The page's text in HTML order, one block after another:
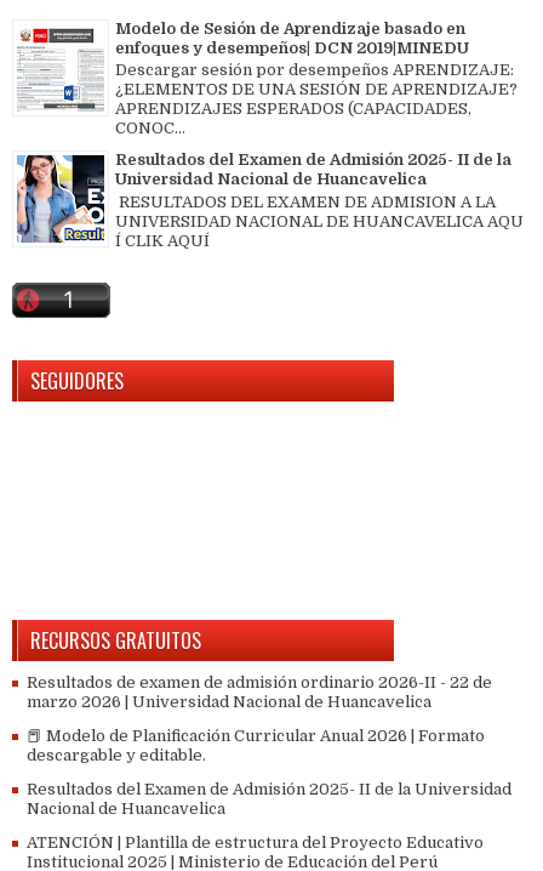
Modelo de Sesión de Aprendizaje basado en
enfoques y desempeños| DCN 2019|MINEDU
Descargar sesión por desempeños APRENDIZAJE:
¿ELEMENTOS DE UNA SESIÓN DE APRENDIZAJE?
APRENDIZAJES ESPERADOS (CAPACIDADES,
CONOC...
Resultados del Examen de Admisión 2025- II de la
Universidad Nacional de Huancavelica
RESULTADOS DEL EXAMEN DE ADMISION A LA
UNIVERSIDAD NACIONAL DE HUANCAVELICA AQU
Í CLIK AQUÍ
SEGUIDORES
RECURSOS GRATUITOS
Resultados de examen de admisión ordinario 2026-II - 22 de
marzo 2026 | Universidad Nacional de Huancavelica
📕 Modelo de Planificación Curricular Anual 2026 | Formato
descargable y editable.
Resultados del Examen de Admisión 2025- II de la Universidad
Nacional de Huancavelica
ATENCIÓN | Plantilla de estructura del Proyecto Educativo
Institucional 2025 | Ministerio de Educación del Perú